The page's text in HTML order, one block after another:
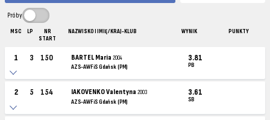
Próby
MSC LP
NR
START
NAZWISKO I IMIĘ / KRAJ-KLUB WYNIK PUNKTY
1 3 150 BARTEL Maria2004
AZS-AWFiS Gdańsk (PM)
3.81
PB
2 5 154 IAKOVENKO Valentyna2003
AZS-AWFiS Gdańsk (PM)
3.61
SB